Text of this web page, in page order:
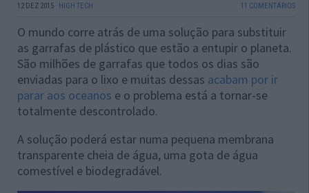
12 DEZ 2015 · HIGH TECH 11 COMENTÁRIOS
O mundo corre atrás de uma solução para substituir
as garrafas de plástico que estão a entupir o planeta.
São milhões de garrafas que todos os dias são
enviadas para o lixo e muitas dessas acabam por ir
parar aos oceanos e o problema está a tornar-se
totalmente descontrolado.
A solução poderá estar numa pequena membrana
transparente cheia de água, uma gota de água
comestível e biodegradável.